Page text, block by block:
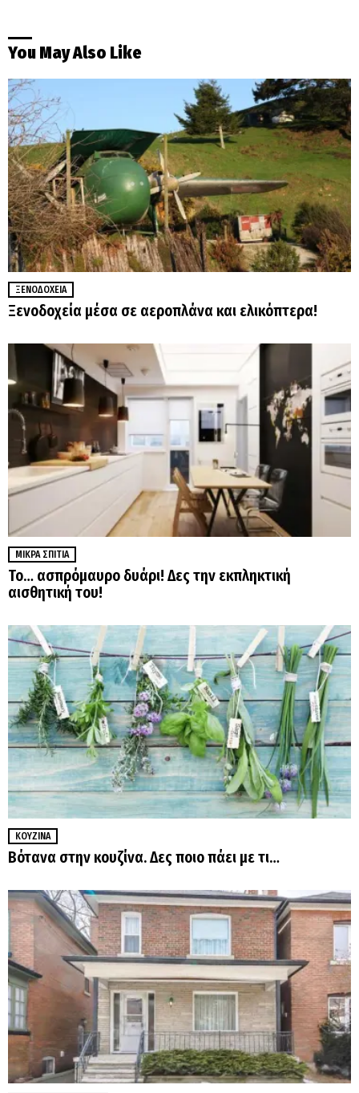
You May Also Like
ΞΕΝΟΔΟΧΕΊΑ
Ξενοδοχεία μέσα σε αεροπλάνα και ελικόπτερα!
ΜΙΚΡΆ ΣΠΊΤΙΑ
Το… ασπρόμαυρο δυάρι! Δες την εκπληκτική
αισθητική του!
ΚΟΥΖΊΝΑ
Βότανα στην κουζίνα. Δες ποιο πάει με τι…